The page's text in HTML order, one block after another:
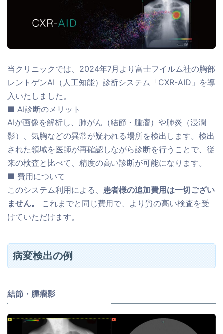
当クリニックでは、2024年7月より富士フイルム社の胸部
レントゲンAI（人工知能）診断システム「CXR-AID」を導
入いたしました。
■ AI診断のメリット
AIが画像を解析し、肺がん（結節・腫瘤）や肺炎（浸潤
影）、気胸などの異常が疑われる場所を検出します。検出
された領域を医師が再確認しながら診断を行うことで、従
来の検査と比べて、精度の高い診断が可能になります。
■ 費用について
このシステム利用による、 患者様の追加費用は一切ござい
ません。
これまでと同じ費用で、より質の高い検査を受
けていただけます。
病変検出の例
結節・腫瘤影